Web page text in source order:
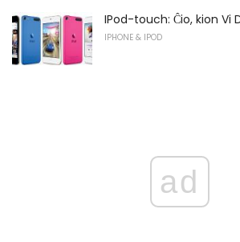
IPod-touch: Ĉio, kion Vi
IPHONE & IPOD
ad